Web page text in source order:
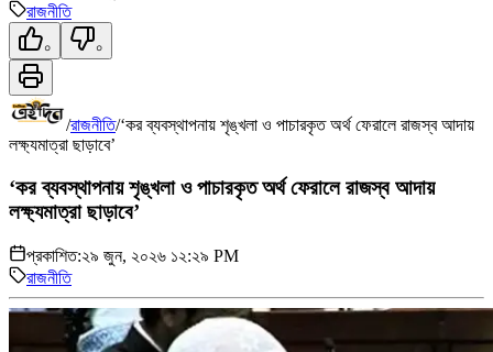
রাজনীতি
০ ০
/রাজনীতি/‘কর ব্যবস্থাপনায় শৃঙ্খলা ও পাচারকৃত অর্থ ফেরালে রাজস্ব আদায়
লক্ষ্যমাত্রা ছাড়াবে’
‘কর ব্যবস্থাপনায় শৃঙ্খলা ও পাচারকৃত অর্থ ফেরালে রাজস্ব আদায়
লক্ষ্যমাত্রা ছাড়াবে’
প্রকাশিত:২৯ জুন, ২০২৬ ১২:২৯ PM
রাজনীতি